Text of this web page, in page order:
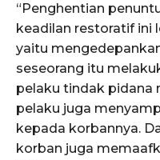
“Penghentian
keadilan restoratif ini
yaitu
seseorang itu
pelaku tindak pidana
pelaku juga
kepada korbannya.
korban juga